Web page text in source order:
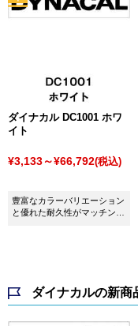
ダイナカル DC1001 ホワ
イト
¥3,133～¥66,792(税込)
豊富なカラーバリエーション
と優れた耐久性がマッチング
ダイナカルの新商